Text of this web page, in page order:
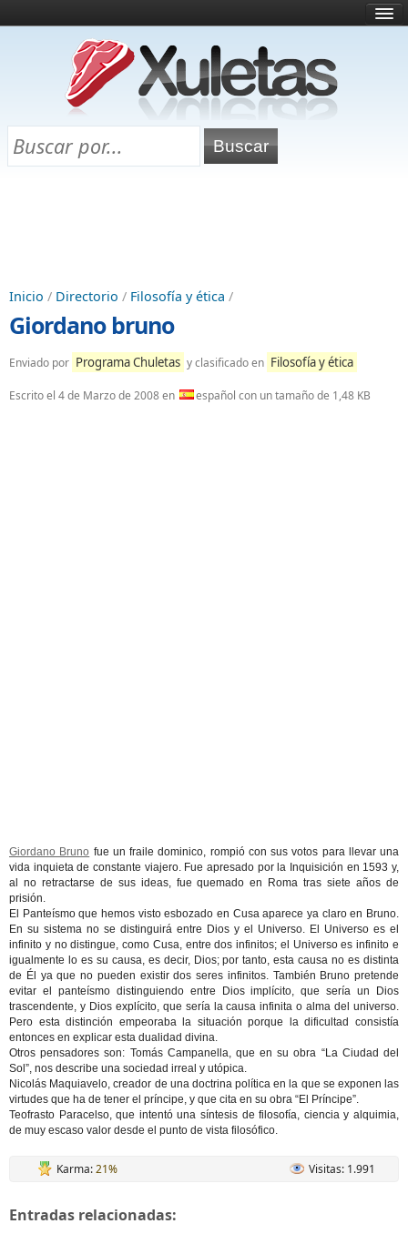
¿Qué es esto?
Directorio
Chuletas para exámenes
Inicio / Directorio / Filosofía y ética /
Giordano bruno
Enviado por Programa Chuletas y clasificado en Filosofía y ética
Escrito el 4 de Marzo de 2008en español con un tamaño de 1,48 KB
Giordano Bruno fue un fraile dominico, rompió con sus votos para llevar una
vida inquieta de constante viajero. Fue apresado por la Inquisición en 1593 y,
al no retractarse de sus ideas, fue quemado en Roma tras siete años de
prisión.
El Panteísmo que hemos visto esbozado en Cusa aparece ya claro en Bruno.
En su sistema no se distinguirá entre Dios y el Universo. El Universo es el
infinito y no distingue, como Cusa, entre dos infinitos; el Universo es infinito e
igualmente lo es su causa, es decir, Dios; por tanto, esta causa no es distinta
de Él ya que no pueden existir dos seres infinitos. También Bruno pretende
evitar el panteísmo distinguiendo entre Dios implícito, que sería un Dios
trascendente, y Dios explícito, que sería la causa infinita o alma del universo.
Pero esta distinción empeoraba la situación porque la dificultad consistía
entonces en explicar esta dualidad divina.
Otros pensadores son: Tomás Campanella, que en su obra “La Ciudad del
Sol”, nos describe una sociedad irreal y utópica.
Nicolás Maquiavelo, creador de una doctrina política en la que se exponen las
virtudes que ha de tener el príncipe, y que cita en su obra “El Príncipe”.
Teofrasto Paracelso, que intentó una síntesis de filosofía, ciencia y alquimia,
de muy escaso valor desde el punto de vista filosófico.
Karma:21% Visitas: 1.991
Entradas relacionadas: